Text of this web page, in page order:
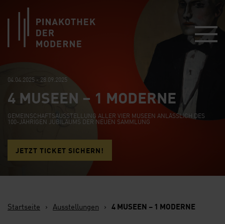
04.04.2025 - 28.09.2025
4 MUSEEN – 1 MODERNE
GEMEINSCHAFTSAUSSTELLUNG ALLER VIER MUSEEN ANLÄSSLICH DES
100-JÄHRIGEN JUBILÄUMS DER NEUEN SAMMLUNG
JETZT TICKET SICHERN!
Startseite › Ausstellungen › 4 MUSEEN – 1 MODERNE